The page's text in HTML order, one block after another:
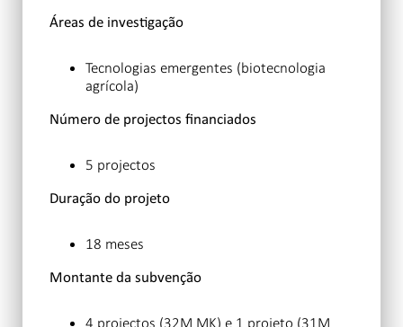
Áreas de investigação
Tecnologias emergentes (biotecnologia
agrícola)
Número de projectos financiados
5 projectos
Duração do projeto
18 meses
Montante da subvenção
4 projectos (32M MK) e 1 projeto (31M